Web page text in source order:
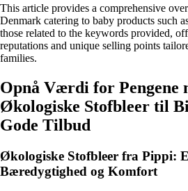
This article provides a comprehensive
Denmark catering to baby products such
those related to the keywords provided,
reputations and unique selling points
families.
Opnå Værdi for Pengene
Økologiske Stofbleer til
Gode Tilbud
Økologiske Stofbleer fra Pippi:
Bæredygtighed og Komfort